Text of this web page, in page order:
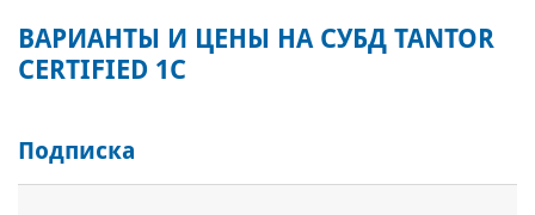
ВАРИАНТЫ И ЦЕНЫ НА СУБД TANTOR
CERTIFIED 1C
Подписка